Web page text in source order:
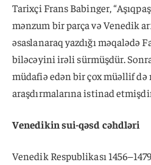
Tarixçi Frans Babinger,
mənzum bir parça və Venedik
əsaslanaraq yazdığı məqalədə
biləcəyini irəli sürmüşdür.
müdafiə edən bir çox müəllif də
araşdırmalarına istinad
Venedikin sui-qəsd cəhdləri
Venedik Respublikası